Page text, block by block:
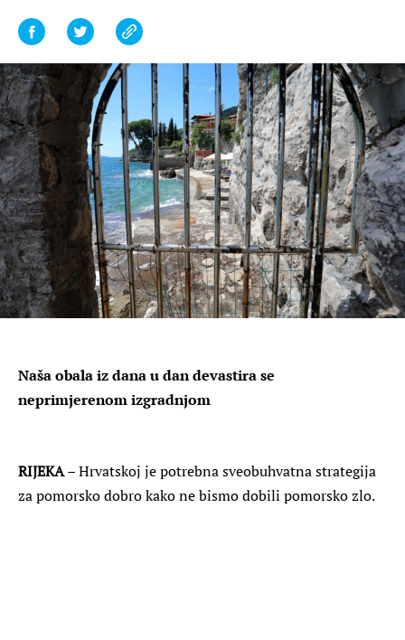
Naša obala iz dana u dan devastira se
neprimjerenom izgradnjom
RIJEKA– Hrvatskoj je potrebna sveobuhvatna strategija
za pomorsko dobro kako ne bismo dobili pomorsko zlo.